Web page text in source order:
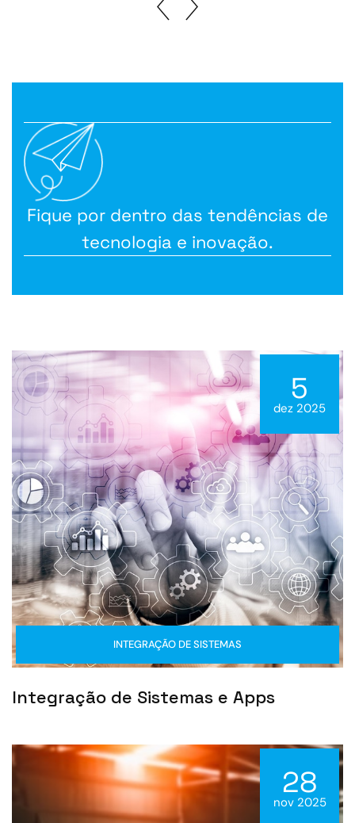
Fique por dentro das tendências de
tecnologia e inovação.
5
dez 2025
INTEGRAÇÃO DE SISTEMAS
Integração de Sistemas e Apps
28
nov 2025